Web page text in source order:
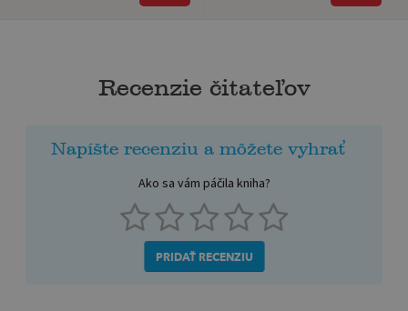
Recenzie čitateľov
Napíšte recenziu a môžete vyhrať
Ako sa vám páčila kniha?
PRIDAŤ RECENZIU